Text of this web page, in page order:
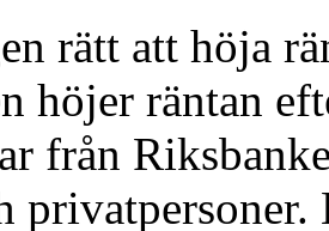
rätt att höja
höjer räntan
från